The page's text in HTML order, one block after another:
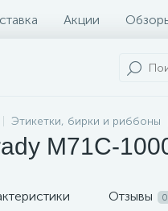
Акции
Этикетки, бирки и риббоны
M71C-
Отзывы 0